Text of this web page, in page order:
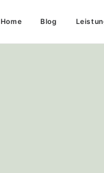
Home Blog